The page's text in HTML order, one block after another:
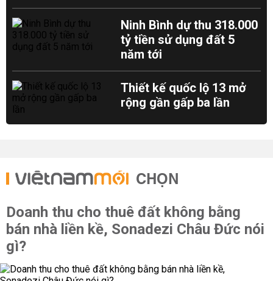
Ninh Bình dự thu 318.000
tỷ tiền sử dụng đất 5
năm tới
Thiết kế quốc lộ 13 mở
rộng gần gấp ba lần
CHỌN
Doanh thu cho thuê đất không bằng
bán nhà liền kề, Sonadezi Châu Đức nói
gì?